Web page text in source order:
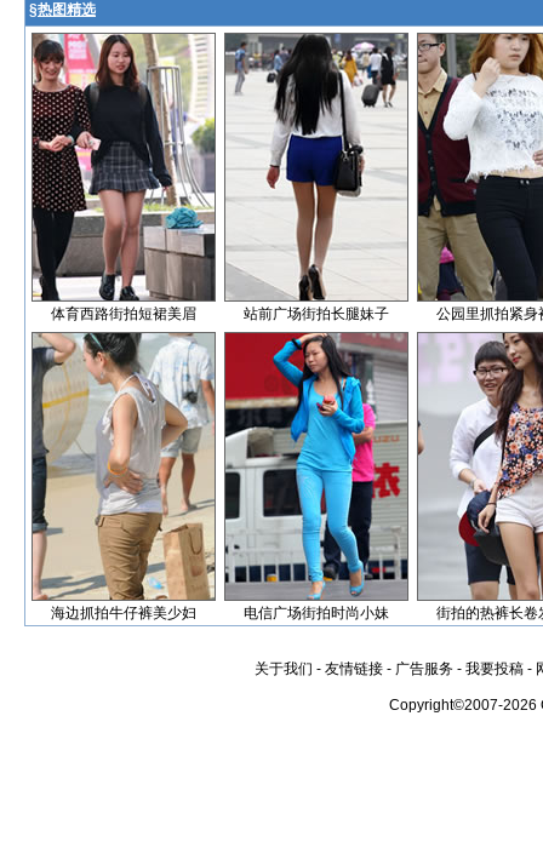
§热图精选
体育西路街拍短裙美眉 站前广场街拍长腿妹子 公园里抓拍紧身
海边抓拍牛仔裤美少妇 电信广场街拍时尚小妹 街拍的热裤长卷
关于我们 - 友情链接 - 广告服务 - 我要投稿 -
Copyright©2007-2026